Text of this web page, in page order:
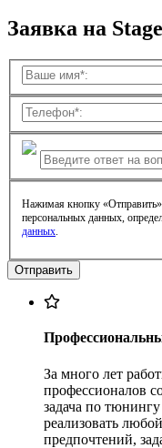
Заявка на
Нажимая кнопку
персональных данных,
данных.
За много лет
профессионалов
задача по
реализовать
предпочтений,